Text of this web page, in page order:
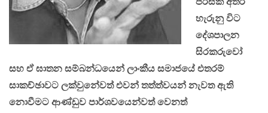
පිරිසක් අතර
හැරුනු විට
දේශපාලන
සිරකරුවෝ
සහ ඒ ඝාතන සම්බන්ධයෙන් ලාංකීය සමාජයේ එතරම්
සාකච්ඡාවට ලක්වුනේවත් එවන් තත්ත්වයන් නැවත ඇති
නොවීමට ආණ්ඩුව පාර්ශවයෙන්වත් වෙනත්